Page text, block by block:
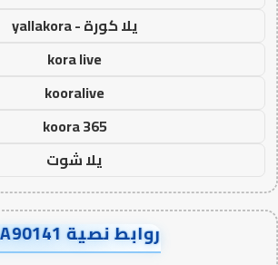
يلا كورة - yallakora
kora live
kooralive
koora 365
يلا شوت
روابط نصية AA90141